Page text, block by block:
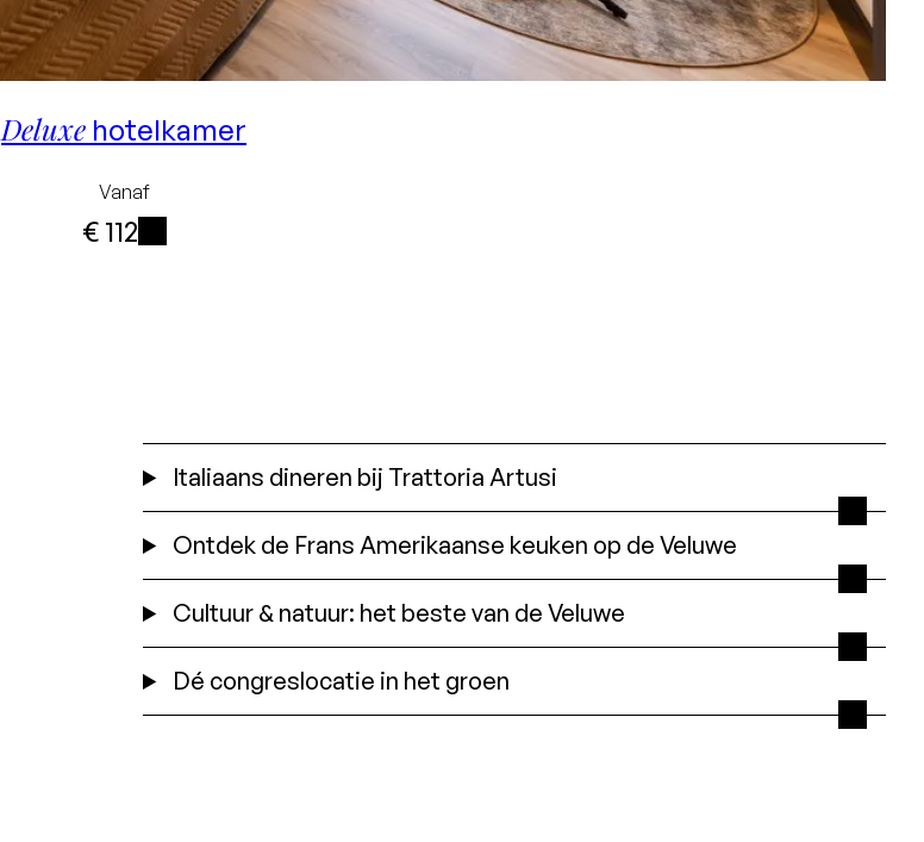
Deluxe hotelkamer
Vanaf
€ 112
Italiaans dineren bij Trattoria Artusi
Ontdek de Frans Amerikaanse keuken op de Veluwe
Cultuur & natuur: het beste van de Veluwe
Dé congreslocatie in het groen